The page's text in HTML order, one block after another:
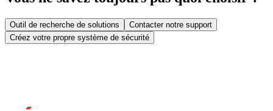
Outil de recherche de solutions
Contacter notre support
Créez votre propre système de sécurité